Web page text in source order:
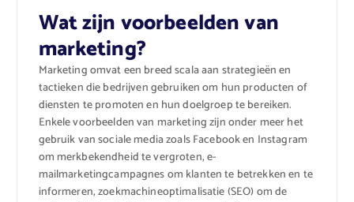
Wat zijn voorbeelden van
marketing?
Marketing omvat een breed scala aan strategieën en
tactieken die bedrijven gebruiken om hun producten of
diensten te promoten en hun doelgroep te bereiken.
Enkele voorbeelden van marketing zijn onder meer het
gebruik van sociale media zoals Facebook en Instagram
om merkbekendheid te vergroten, e-
mailmarketingcampagnes om klanten te betrekken en te
informeren, zoekmachineoptimalisatie (SEO) om de